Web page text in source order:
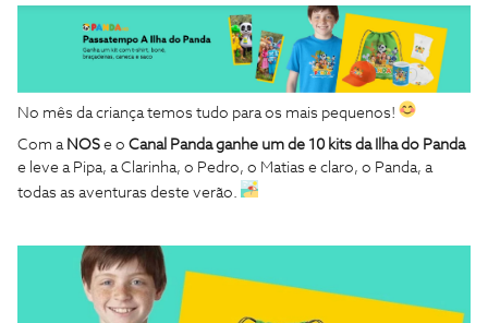
No mês da criança temos tudo para os mais pequenos!
Com a NOS e o Canal Panda ganhe um de 10 kits da Ilha do Panda
e leve a Pipa, a Clarinha, o Pedro, o Matias e claro, o Panda, a
todas as aventuras deste verão.